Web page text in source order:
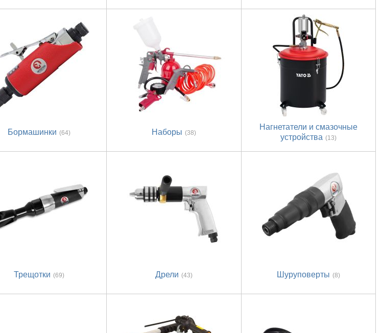
Бормашинки (64) Наборы (38)
Нагнетатели и смазочные
устройства (13)
Трещотки (69) Дрели (43) Шуруповерты (8)